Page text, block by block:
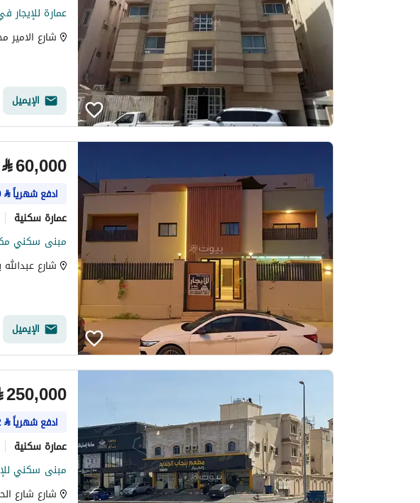
شارع الامير
الإيميل
⃁60,000
ادفع شهرياً⃁
عمارة سكنية
مبنى سكني مكون من 3 غرف نوم
الإيميل
250,000
ادفع شهرياً⃁
عمارة سكنية
مبنى سكني
شارع شارع